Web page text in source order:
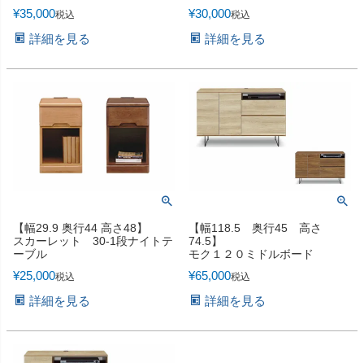
¥35,000税込
詳細を見る
¥30,000税込
詳細を見る
【幅29.9 奥行44 高さ48】
スカーレット 30-1段ナイトテ
ーブル
¥25,000税込
詳細を見る
【幅118.5 奥行45 高さ
74.5】
モク１２０ミドルボード
¥65,000税込
詳細を見る